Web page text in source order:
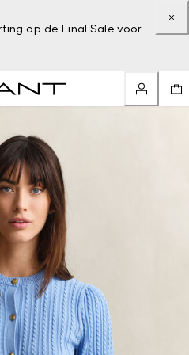
op de Final Sale voor